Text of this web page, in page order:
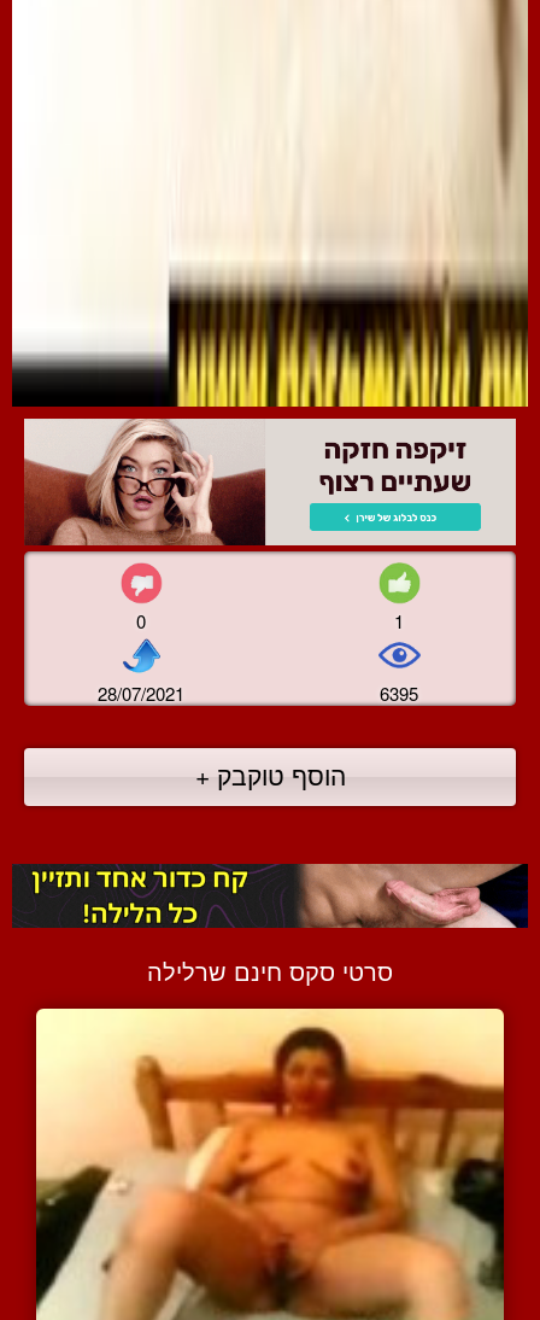
0 1
28/07/2021 6395
הוסף טוקבק +
סרטי סקס חינם שרלילה